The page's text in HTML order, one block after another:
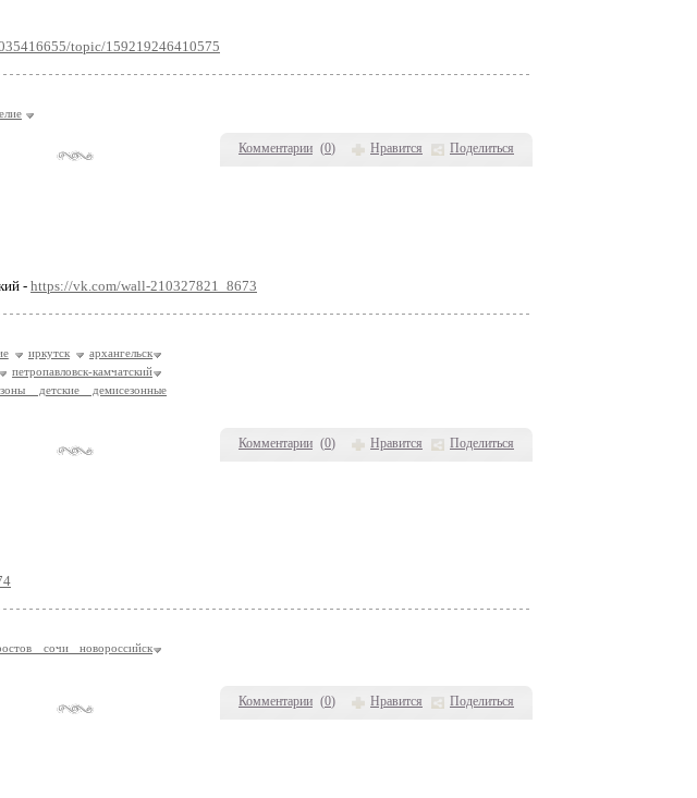
Комментарии (0) Нравится Поделиться
topic/159219246410575
Комментарии (0) Нравится Поделиться
-https://vk.com/wall-210327821_8673
иркутск
архангельск
петропавловск-камчатский
детские демисезонные
Комментарии (0) Нравится Поделиться
сочи новороссийск